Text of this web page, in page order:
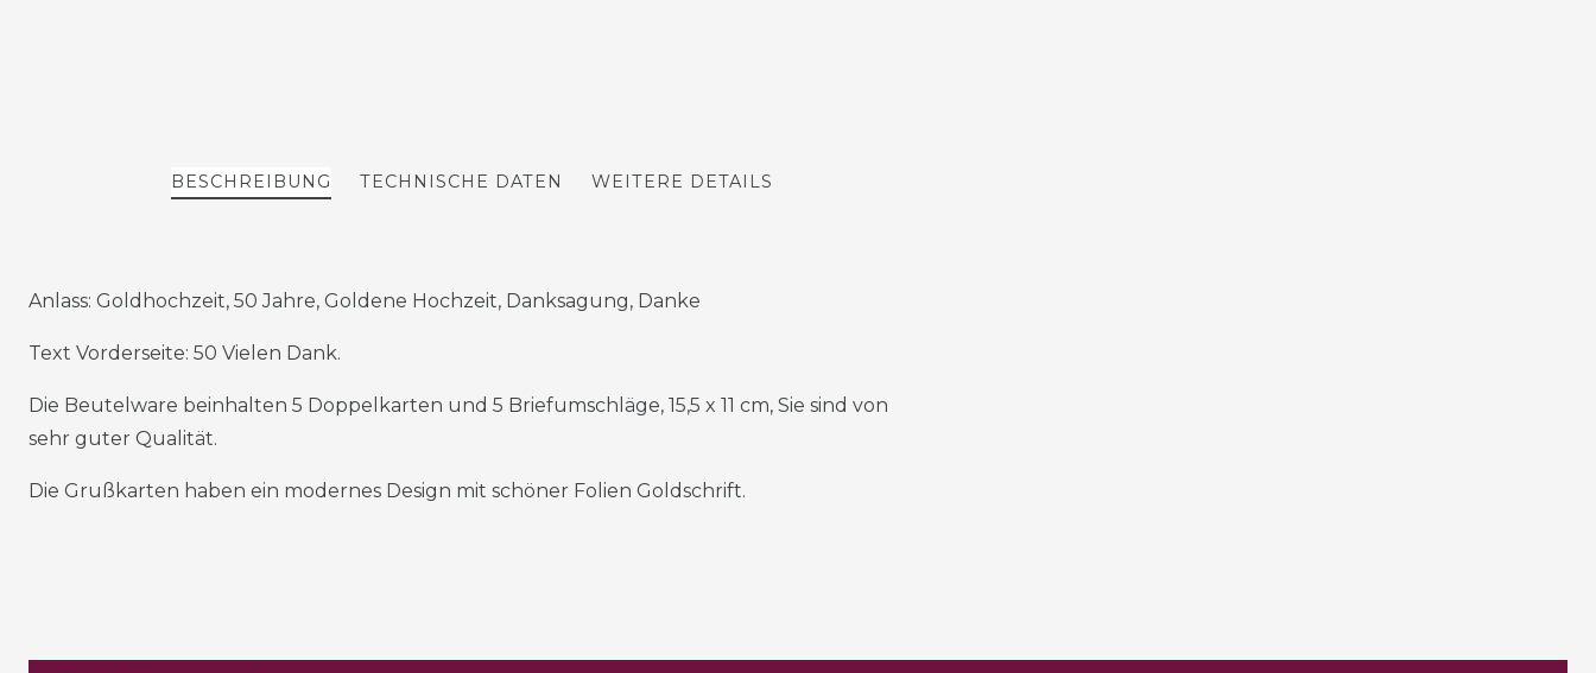
BESCHREIBUNG TECHNISCHE DATEN WEITERE DETAILS
Anlass: Goldhochzeit, 50 Jahre, Goldene Hochzeit, Danksagung, Danke
Text Vorderseite: 50 Vielen Dank.
Die Beutelware beinhalten 5 Doppelkarten und 5 Briefumschläge, 15,5 x 11 cm, Sie sind von
sehr guter Qualität.
Die Grußkarten haben ein modernes Design mit schöner Folien Goldschrift.